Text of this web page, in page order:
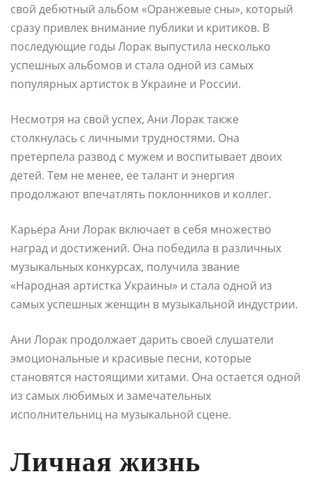
свой дебютный альбом «Оранжевые сны», который
сразу привлек внимание публики и критиков. В
последующие годы Лорак выпустила несколько
успешных альбомов и стала одной из самых
популярных артисток в Украине и России.
Несмотря на свой успех, Ани Лорак также
столкнулась с личными трудностями. Она
претерпела развод с мужем и воспитывает двоих
детей. Тем не менее, ее талант и энергия
продолжают впечатлять поклонников и коллег.
Карьера Ани Лорак включает в себя множество
наград и достижений. Она победила в различных
музыкальных конкурсах, получила звание
«Народная артистка Украины» и стала одной из
самых успешных женщин в музыкальной индустрии.
Ани Лорак продолжает дарить своей слушатели
эмоциональные и красивые песни, которые
становятся настоящими хитами. Она остается одной
из самых любимых и замечательных
исполнительниц на музыкальной сцене.
Личная жизнь